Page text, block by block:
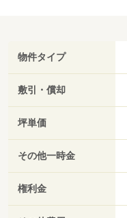
物件タイプ
敷引・償却
坪単価
その他一時金
権利金